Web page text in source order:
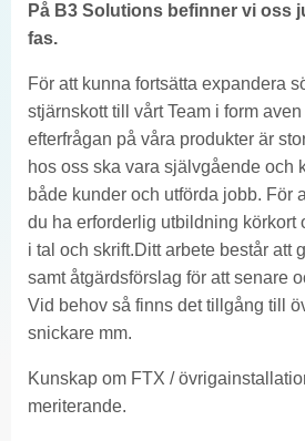
På B3 Solutions befinner vi oss
fas.
För att kunna fortsätta expandera
stjärnskott till vårt Team i form
efterfrågan på våra produkter är
hos oss ska vara självgående och
både kunder och utförda jobb. För
du ha erforderlig utbildning körkort
i tal och skrift.Ditt arbete består att
samt åtgärdsförslag för att senare
Vid behov så finns det tillgång till
snickare mm.
Kunskap om FTX /
meriterande.